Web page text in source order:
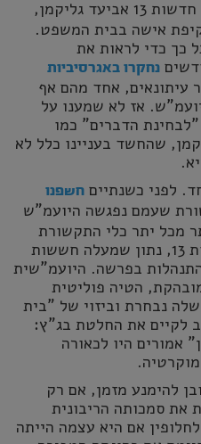
בעניין כתב חדשות 13 אביעד גליקמן,
אישה בבית המשפט.
כך כדי לראות את
נחקרו באגרסיביות
אחד מהם אף
אז לא שמענו על
הדברים" כמו
שהחשד בעניינו כלל לא
לפני כשנתיים חשפנו
שעמם נפגשה היועמ"ש
מכל יתר כלי התקשורת
נפגשה מיארה עם אנשי חדשות 13, נתון שמעלה חששות
בפרשה. היועמ"שית
הטיה פוליטית
נבחרת וביזוי של "בית
לקיים את החלטת בג"ץ:
אמורים היו לכאורה
להימנע מזמן, אם רק
סמכותה הריבונית
אם היא עצמה הייתה